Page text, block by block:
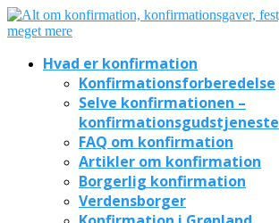
Hvad er konfirmation
Konfirmationsforberedelse
Selve konfirmationen –
konfirmationsgudstjeneste
FAQ om konfirmation
Artikler om konfirmation
Borgerlig konfirmation
Verdensborger